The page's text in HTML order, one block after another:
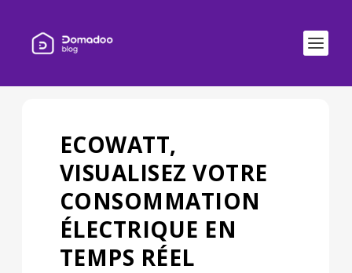
ECOWATT,
VISUALISEZ VOTRE
CONSOMMATION
ÉLECTRIQUE EN
TEMPS RÉEL